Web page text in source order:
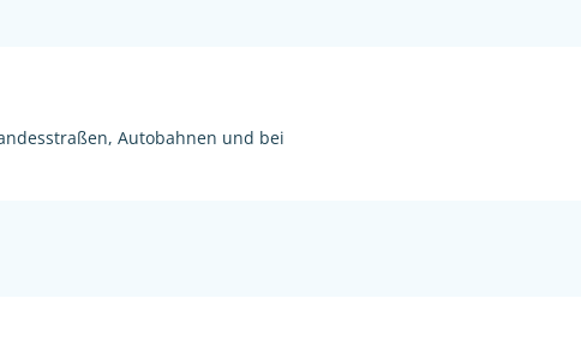
Autobahnen und bei